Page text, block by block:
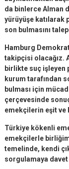
da binlerce Alman
yürüyüşe katılarak
son bulmasını
Hamburg
takipçisi olacağız.
birlikte suç işleyen
kurum tarafından
bulması için
çerçevesinde
emekçilerin eşit ve
Türkiye kökenli
emekçilerle
temelinde, kendi
sorgulamaya